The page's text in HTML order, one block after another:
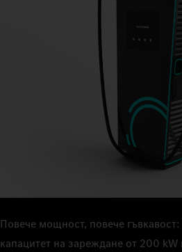
Повече мощност, повече
капацитет на зареждане от 200 kW